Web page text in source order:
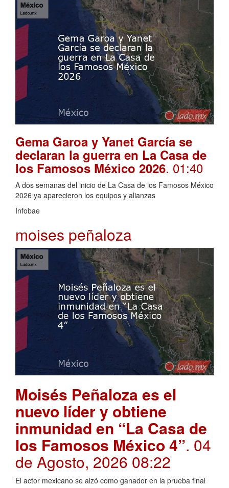
Gema Garoa y Yanet García se
declaran la guerra en La Casa de
los Famosos México 2026. 01:40
A dos semanas del inicio de La Casa de los Famosos México
2026 ya aparecieron los equipos y alianzas
Infobae
moises peñaloza
Moisés Peñaloza es el
nuevo líder y obtiene
inmunidad en “La Casa de
los Famosos México 4”. 04
de Agosto, 2026 08:22
El actor mexicano se alzó como ganador en la prueba final